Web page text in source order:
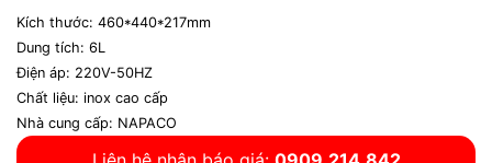
là:
Kích thước: 460*440*217mm
Dung tích: 6L
Điện áp: 220V-50HZ
Chất liệu: inox cao cấp
Nhà cung cấp: NAPACO